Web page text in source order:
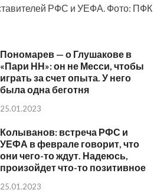
РФС и УЕФА. Фото: ПФК
Пономарев — о Глушакове в
«Пари НН»: он не Месси, чтобы
играть за счет опыта. У него
была одна беготня
25.01.2023
Колыванов: встреча РФС и
УЕФА в феврале говорит, что
они чего-то ждут. Надеюсь,
произойдет что-то позитивное
25.01.2023